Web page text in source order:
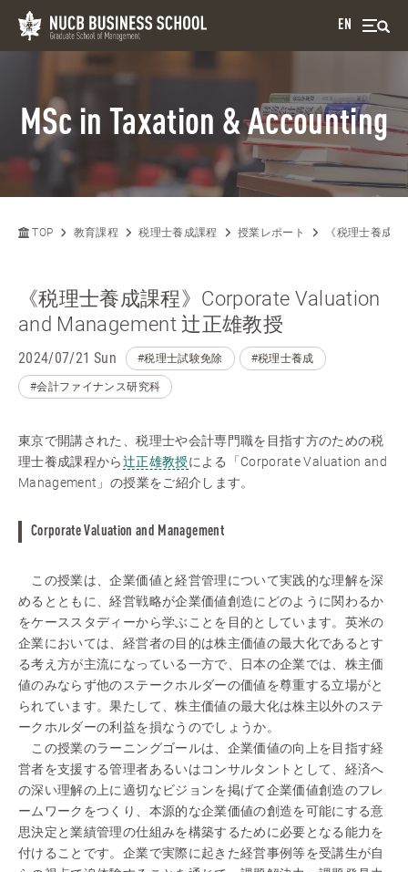
EN
MSc in Taxation & Accounting
TOP 教育課程 税理士養成課程 授業レポート 《税理士養成
《税理士養成課程》Corporate Valuation
and Management 辻正雄教授
2024/07/21 Sun #税理士試験免除 #税理士養成
#会計ファイナンス研究科
東京で開講された、税理士や会計専門職を目指す方のための税
理士養成課程から辻正雄教授による「Corporate Valuation and
Management」の授業をご紹介します。
Corporate Valuation and Management
この授業は、企業価値と経営管理について実践的な理解を深
めるとともに、経営戦略が企業価値創造にどのように関わるか
をケーススタディーから学ぶことを目的としています。英米の
企業においては、経営者の目的は株主価値の最大化であるとす
る考え方が主流になっている一方で、日本の企業では、株主価
値のみならず他のステークホルダーの価値を尊重する立場がと
られています。果たして、株主価値の最大化は株主以外のステ
ークホルダーの利益を損なうのでしょうか。
この授業のラーニングゴールは、企業価値の向上を目指す経
営者を支援する管理者あるいはコンサルタントとして、経済へ
の深い理解の上に適切なビジョンを掲げて企業価値創造のフレ
ームワークをつくり、本源的な企業価値の創造を可能にする意
思決定と業績管理の仕組みを構築するために必要となる能力を
付けることです。企業で実際に起きた経営事例等を受講生が自